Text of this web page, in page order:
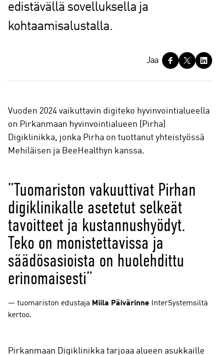
edistävällä sovelluksella ja
kohtaamisalustalla.
a
Jaa
Vuoden 2024 vaikuttavin digiteko hyvinvointialueella
on Pirkanmaan hyvinvointialueen (Pirha)
Digiklinikka, jonka Pirha on tuottanut yhteistyössä
Mehiläisen ja BeeHealthyn kanssa.
”Tuomariston vakuuttivat Pirhan
digiklinikalle asetetut selkeät
tavoitteet ja kustannushyödyt.
Teko on monistettavissa ja
säädösasioista on huolehdittu
erinomaisesti”
tuomariston edustaja Miila Päivärinne InterSystemsiltä
kertoo.
Pirkanmaan Digiklinikka tarjoaa alueen asukkaille